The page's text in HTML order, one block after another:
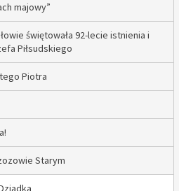
majowy”
świętowała 92-lecie istnienia i
Piłsudskiego
Piotra
Starym